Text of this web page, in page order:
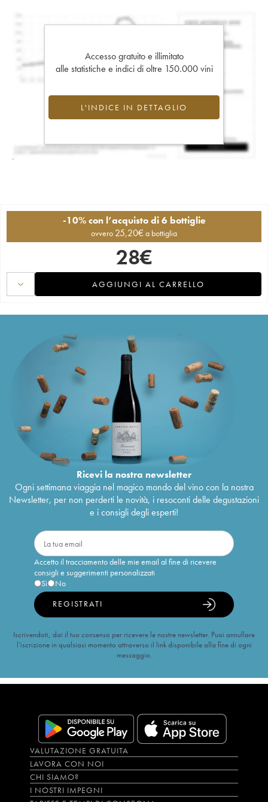
Accesso gratuito e illimitato
alle statistiche e indici di oltre 150.000 vini
L'INDICE IN DETTAGLIO
-10% con l’acquisto di 6 bottiglie
ovvero 25,20€a bottiglia
28€
AGGIUNGI AL CARRELLO
Ricevi la nostra newsletter
Ogni settimana viaggia nel magico mondo del vino con la nostra
Newsletter, per non perderti le novità, i resoconti delle degustazioni
e i consigli degli esperti!
Accetto il tracciamento delle mie email al fine di ricevere
consigli e suggerimenti personalizzati
Sì
No
REGISTRATI
Iscrivendoti, dai il tuo consenso per ricevere le nostre newsletter. Puoi annullare
l’iscrizione in qualsiasi momento attraverso il link disponibile alla fine di ogni
messaggio.
VALUTAZIONE GRATUITA
LAVORA CON NOI
CHI SIAMO?
I NOSTRI IMPEGNI